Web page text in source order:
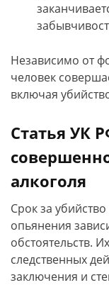
Независимо от
человек
включая
Статья УК
алкоголя
Срок за
опьянения
обстоятельств.
следственных
заключения и